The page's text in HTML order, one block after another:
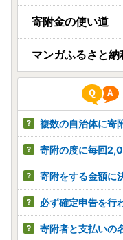
寄附金の使い道
マンガふるさと納
複数の自治体に寄
寄附の度に毎回
寄附をする金額に
必ず確定申告を行
寄附者と支払いの